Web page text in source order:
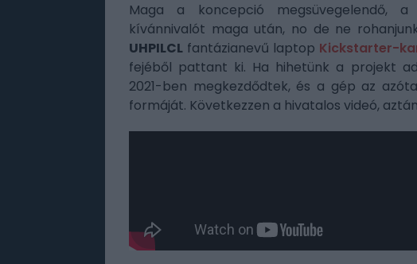
Maga a koncepció megsüvegelendő,
kívánnivalót maga után, no de ne
UHPILCL fantázianevű laptop Kickstarter-
fejéből pattant ki. Ha hihetünk a projekt
2021-ben megkezdődtek, és a gép az
formáját. Következzen a hivatalos videó,